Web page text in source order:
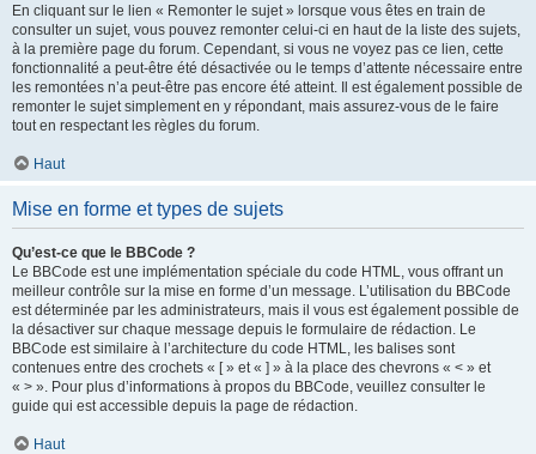
En cliquant sur le lien « Remonter le sujet » lorsque vous êtes en train de
consulter un sujet, vous pouvez remonter celui-ci en haut de la liste des sujets,
à la première page du forum. Cependant, si vous ne voyez pas ce lien, cette
fonctionnalité a peut-être été désactivée ou le temps d’attente nécessaire entre
les remontées n’a peut-être pas encore été atteint. Il est également possible de
remonter le sujet simplement en y répondant, mais assurez-vous de le faire
tout en respectant les règles du forum.
Haut
Mise en forme et types de sujets
Qu’est-ce que le BBCode ?
Le BBCode est une implémentation spéciale du code HTML, vous offrant un
meilleur contrôle sur la mise en forme d’un message. L’utilisation du BBCode
est déterminée par les administrateurs, mais il vous est également possible de
la désactiver sur chaque message depuis le formulaire de rédaction. Le
BBCode est similaire à l’architecture du code HTML, les balises sont
contenues entre des crochets « [ » et « ] » à la place des chevrons « < » et
« > ». Pour plus d’informations à propos du BBCode, veuillez consulter le
guide qui est accessible depuis la page de rédaction.
Haut